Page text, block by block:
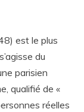
est le plus
du
parisien
qualifié de «
réelles